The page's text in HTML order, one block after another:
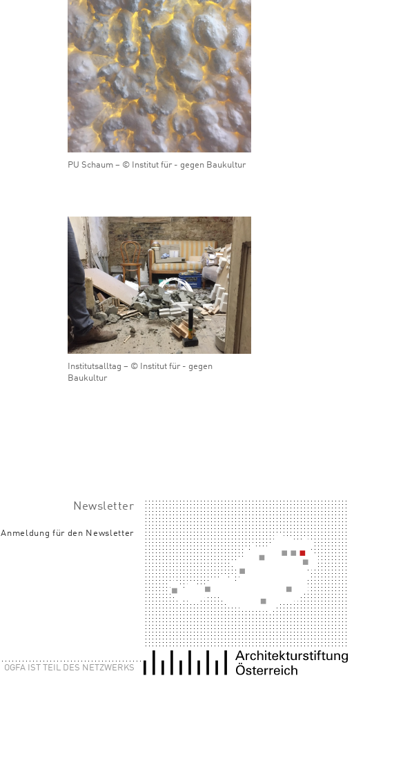
PU Schaum – © Institut für - gegen Baukultur
Institutsalltag – © Institut für - gegen
Baukultur
Newsletter
Anmeldung für den Newsletter
OGFA IST TEIL DES NETZWERKS